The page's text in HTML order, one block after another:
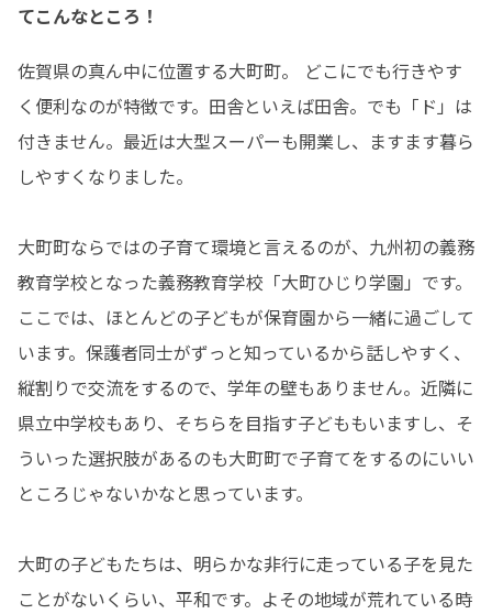
てこんなところ！
佐賀県の真ん中に位置する大町町。 どこにでも行きやす
く便利なのが特徴です。田舎といえば田舎。でも「ド」は
付きません。最近は大型スーパーも開業し、ますます暮ら
しやすくなりました。
大町町ならではの子育て環境と言えるのが、九州初の義務
教育学校となった義務教育学校「大町ひじり学園」です。
ここでは、ほとんどの子どもが保育園から一緒に過ごして
います。保護者同士がずっと知っているから話しやすく、
縦割りで交流をするので、学年の壁もありません。近隣に
県立中学校もあり、そちらを目指す子どももいますし、そ
ういった選択肢があるのも大町町で子育てをするのにいい
ところじゃないかなと思っています。
大町の子どもたちは、明らかな非行に走っている子を見た
ことがないくらい、平和です。よその地域が荒れている時